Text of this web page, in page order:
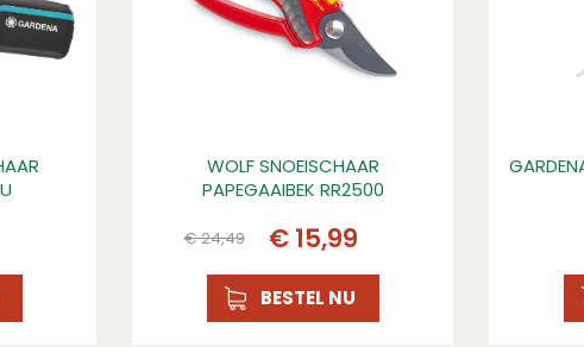
WOLF SNOEISCHAAR
PAPEGAAIBEK RR2500
€24,49 € 15,99
BESTEL NU